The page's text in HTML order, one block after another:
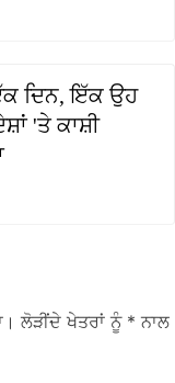
ਦਿਨ, ਇੱਕ ਉਹ
'ਤੇ ਕਾਸ਼ੀ
ਲੋੜੀਂਦੇ ਖੇਤਰਾਂ ਨੂੰ * ਨਾਲ